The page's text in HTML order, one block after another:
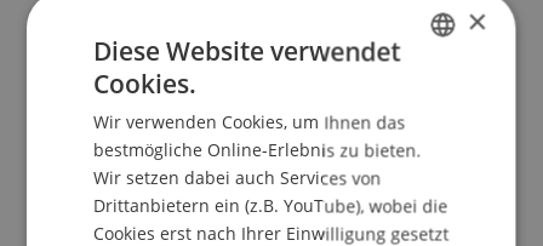
×
Diese Website verwendet
Cookies.
Wir verwenden Cookies, um Ihnen das
bestmögliche Online-Erlebnis zu bieten.
Wir setzen dabei auch Services von
Drittanbietern ein (z.B. YouTube), wobei die
Cookies erst nach Ihrer Einwilligung gesetzt